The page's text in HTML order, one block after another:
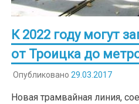
К 2022 году могут
от Троицка до
Опубликовано 29.03.2017
Новая трамвайная линия,